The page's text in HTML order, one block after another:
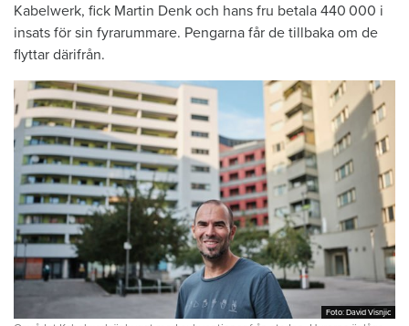
Kabelwerk, fick Martin Denk och hans fru betala 440 000 i
insats för sin fyrarummare. Pengarna får de tillbaka om de
flyttar därifrån.
Foto: David Visnjic
Foto: David Visnjic